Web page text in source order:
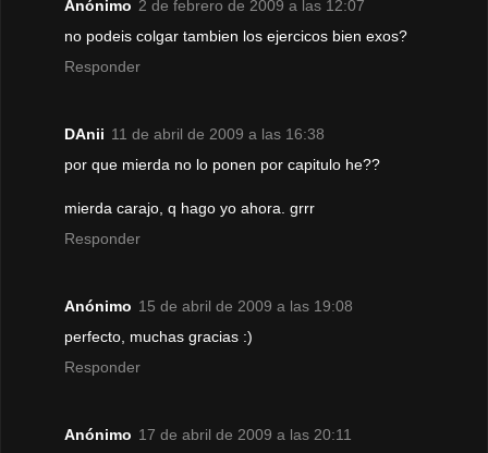
Anónimo 2 de febrero de 2009 a las 12:07
no podeis colgar tambien los ejercicos bien exos?
Responder
DAnii 11 de abril de 2009 a las 16:38
por que mierda no lo ponen por capitulo he??
mierda carajo, q hago yo ahora. grrr
Responder
Anónimo 15 de abril de 2009 a las 19:08
perfecto, muchas gracias :)
Responder
Anónimo 17 de abril de 2009 a las 20:11